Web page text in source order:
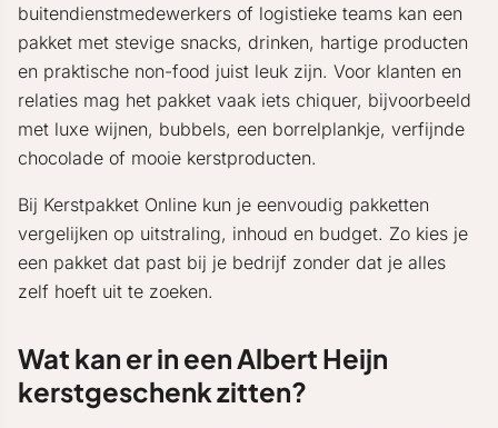
buitendienstmedewerkers of logistieke teams kan een
pakket met stevige snacks, drinken, hartige producten
en praktische non-food juist leuk zijn. Voor klanten en
relaties mag het pakket vaak iets chiquer, bijvoorbeeld
met luxe wijnen, bubbels, een borrelplankje, verfijnde
chocolade of mooie kerstproducten.
Bij Kerstpakket Online kun je eenvoudig pakketten
vergelijken op uitstraling, inhoud en budget. Zo kies je
een pakket dat past bij je bedrijf zonder dat je alles
zelf hoeft uit te zoeken.
Wat kan er in een Albert Heijn
kerstgeschenk zitten?